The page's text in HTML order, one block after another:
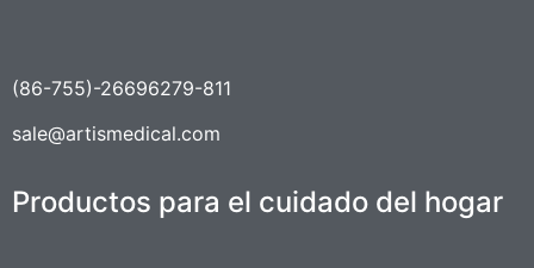
(86-755)-26696279-811
sale@artismedical.com
Productos para el cuidado del hogar